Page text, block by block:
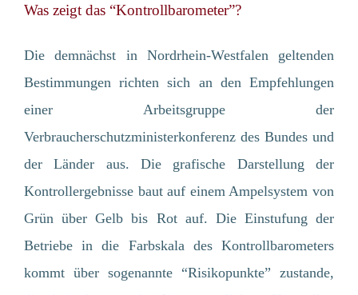
Was zeigt das “Kontrollbarometer”?
Die demnächst in Nordrhein-Westfalen geltenden
Bestimmungen richten sich an den Empfehlungen
einer Arbeitsgruppe der
Verbraucherschutzministerkonferenz des Bundes und
der Länder aus. Die grafische Darstellung der
Kontrollergebnisse baut auf einem Ampelsystem von
Grün über Gelb bis Rot auf. Die Einstufung der
Betriebe in die Farbskala des Kontrollbarometers
kommt über sogenannte “Risikopunkte” zustande,